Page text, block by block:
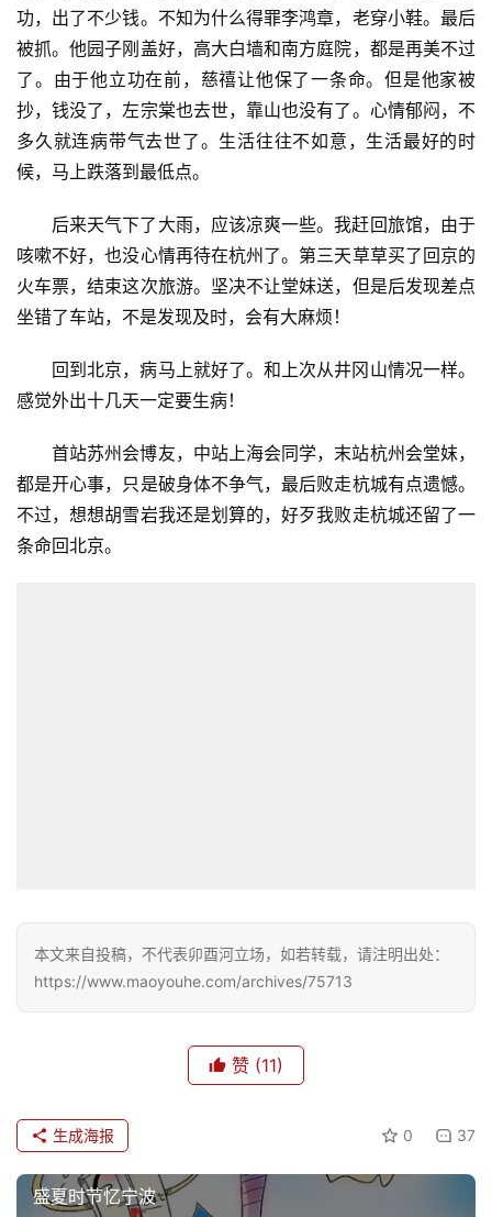
功，出了不少钱。不知为什么得罪李鸿章，老穿小鞋。最后
被抓。他园子刚盖好，高大白墙和南方庭院，都是再美不过
了。由于他立功在前，慈禧让他保了一条命。但是他家被
抄，钱没了，左宗棠也去世，靠山也没有了。心情郁闷，不
多久就连病带气去世了。生活往往不如意，生活最好的时
候，马上跌落到最低点。
后来天气下了大雨，应该凉爽一些。我赶回旅馆，由于
咳嗽不好，也没心情再待在杭州了。第三天草草买了回京的
火车票，结束这次旅游。坚决不让堂妹送，但是后发现差点
坐错了车站，不是发现及时，会有大麻烦！
回到北京，病马上就好了。和上次从井冈山情况一样。
感觉外出十几天一定要生病！
首站苏州会博友，中站上海会同学，末站杭州会堂妺，
都是开心事，只是破身体不争气，最后败走杭城有点遗憾。
不过，想想胡雪岩我还是划算的，好歹我败走杭城还留了一
条命回北京。
本文来自投稿，不代表卯酉河立场，如若转载，请注明出处：
https://www.maoyouhe.com/archives/75713
赞 (11)
0 37
生成海报
盛夏时节忆宁波